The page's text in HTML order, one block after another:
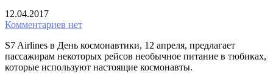
12.04.2017
Комментариев нет
S7 Airlines в День космонавтики, 12 апреля, предлагает
пассажирам некоторых рейсов необычное питание в тюбиках,
которые используют настоящие космонавты.